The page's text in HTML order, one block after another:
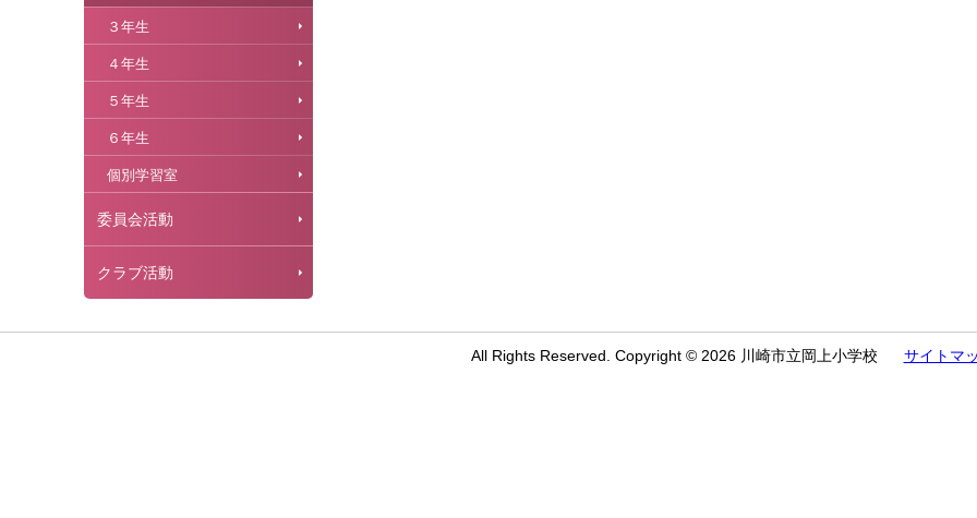
３年生
４年生
５年生
６年生
個別学習室
委員会活動
クラブ活動
All Rights Reserved. Copyright © 2026 川崎市立岡上小学校 サイトマ